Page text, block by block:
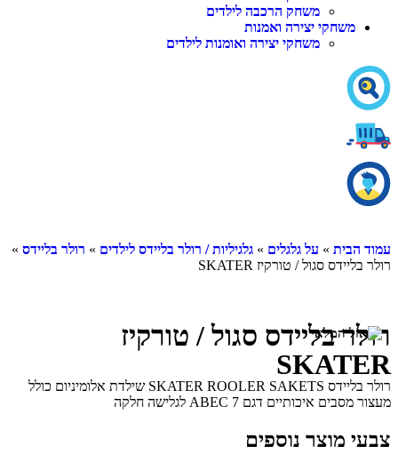
משחק הרכבה לילדים
משחקי יצירה ואמנות
משחקי יצירה ואומנות לילדים
עמוד הבית » על גלגלים » גלגיליות / רולר בליידס לילדים » רולר בליידס »
רולר בליידס סגול / טורקיז SKATER
רולר בליידס סגול / טורקיז
SKATER
רולר בליידס SKATER ROOLER SAKETS שילדת אלומיניום כולל
מעצור מסבים איכותיים דגם ABEC 7 לגלישה חלקה
צבעי מוצר נוספים